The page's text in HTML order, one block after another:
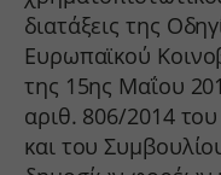
διατάξεις της
Ευρωπαϊκού
της 15ης Μαΐου
αριθ. 806/2014
και του